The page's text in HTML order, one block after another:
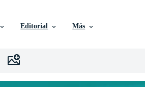
Editorial Más